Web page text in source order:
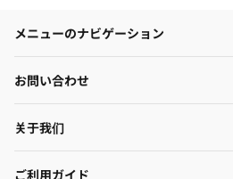
メニューのナビゲーション
お問い合わせ
关于我们
ご利用ガイド